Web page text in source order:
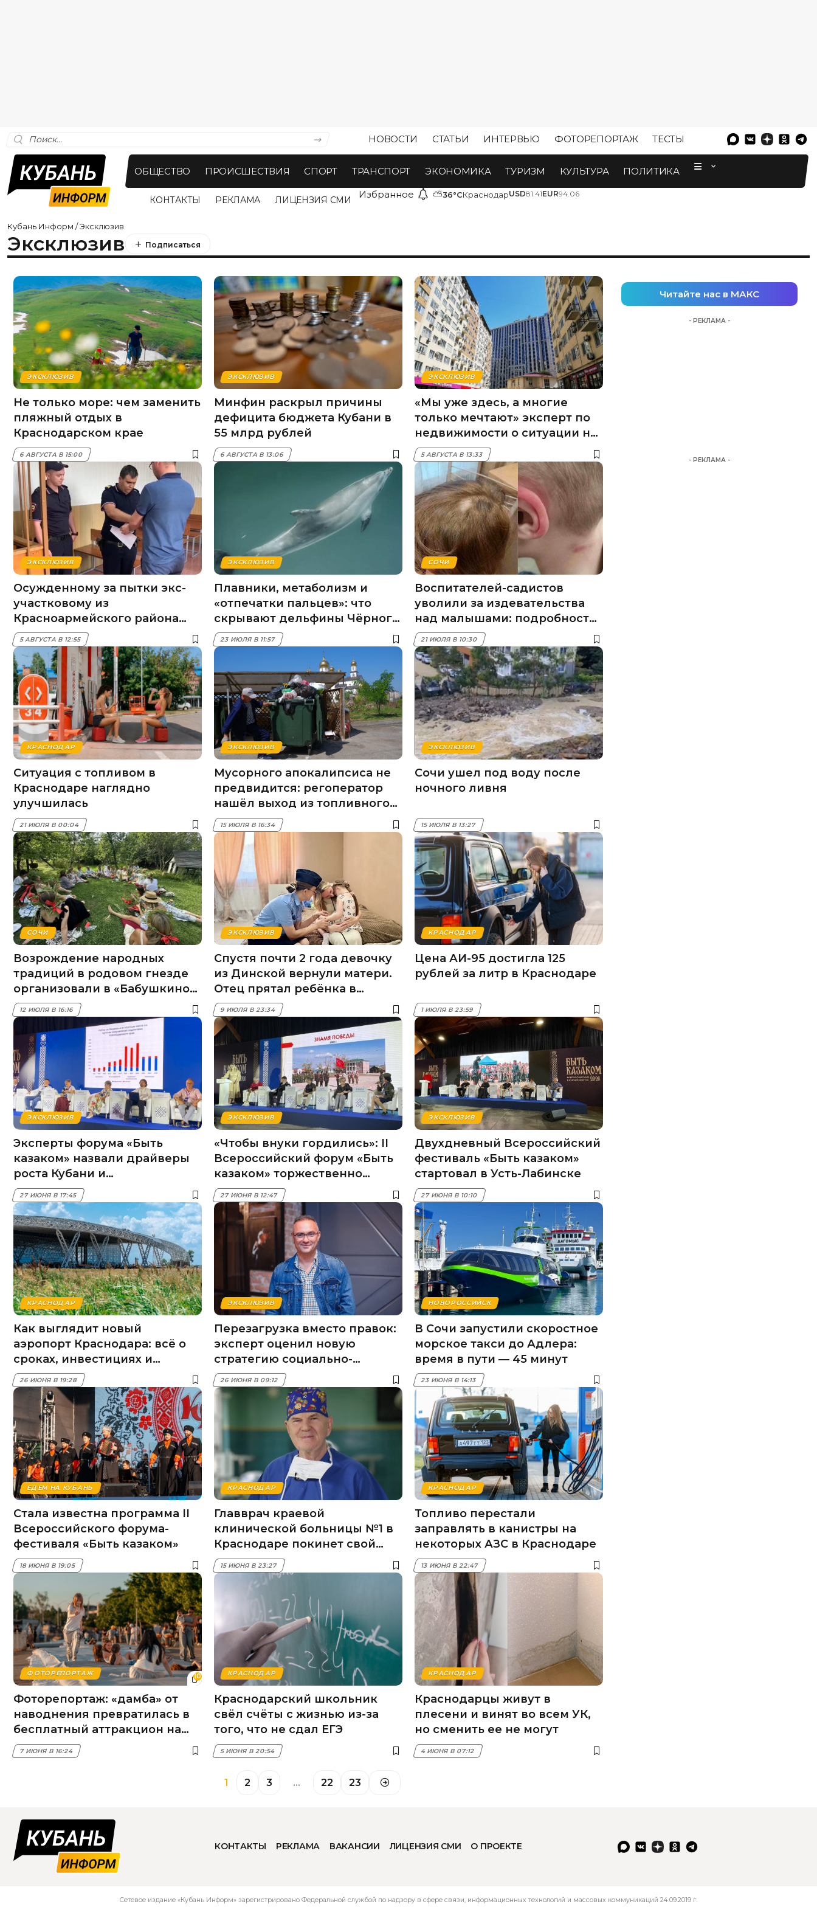
НОВОСТИ СТАТЬИ ИНТЕРВЬЮ ФОТОРЕПОРТАЖ ТЕСТЫ
ОБЩЕСТВО ПРОИСШЕСТВИЯ СПОРТ ТРАНСПОРТ ЭКОНОМИКА ТУРИЗМ КУЛЬТУРА ПОЛИТИКА
КОНТАКТЫ РЕКЛАМА ЛИЦЕНЗИЯ СМИ Избранное ⛅36°CКраснодарUSD81.41EUR94.06
Кубань Информ /Эксклюзив
Эксклюзив
Читайте нас в МАКС
- РЕКЛАМА -
- РЕКЛАМА -
ЭКСКЛЮЗИВ
Не только море: чем заменить
пляжный отдых в
Краснодарском крае
6 АВГУСТА В 15:00
ЭКСКЛЮЗИВ
Минфин раскрыл причины
дефицита бюджета Кубани в
55 млрд рублей
6 АВГУСТА В 13:06
ЭКСКЛЮЗИВ
«Мы уже здесь, а многие
только мечтают» эксперт по
недвижимости о ситуации на
Кубани
5 АВГУСТА В 13:33
ЭКСКЛЮЗИВ
Осужденному за пытки экс-
участковому из
Красноармейского района
смягчили наказание
5 АВГУСТА В 12:55
ЭКСКЛЮЗИВ
Плавники, метаболизм и
«отпечатки пальцев»: что
скрывают дельфины Чёрного
моря
23 ИЮЛЯ В 11:57
СОЧИ
Воспитателей-садистов
уволили за издевательства
над малышами: подробности
ЧП в детсаду Сочи
21 ИЮЛЯ В 10:30
КРАСНОДАР
Ситуация с топливом в
Краснодаре наглядно
улучшилась
21 ИЮЛЯ В 00:04
ЭКСКЛЮЗИВ
Мусорного апокалипсиса не
предвидится: регоператор
нашёл выход из топливного
кризиса
15 ИЮЛЯ В 16:34
ЭКСКЛЮЗИВ
Сочи ушел под воду после
ночного ливня
15 ИЮЛЯ В 13:27
СОЧИ
Возрождение народных
традиций в родовом гнезде
организовали в «Бабушкиной
хате» Сочи
12 ИЮЛЯ В 16:16
ЭКСКЛЮЗИВ
Спустя почти 2 года девочку
из Динской вернули матери.
Отец прятал ребёнка в
Восточной Азии
9 ИЮЛЯ В 23:34
КРАСНОДАР
Цена АИ-95 достигла 125
рублей за литр в Краснодаре
1 ИЮЛЯ В 23:59
ЭКСКЛЮЗИВ
Эксперты форума «Быть
казаком» назвали драйверы
роста Кубани и
предупредили о риске
«утечки умов» из региона
27 ИЮНЯ В 17:45
ЭКСКЛЮЗИВ
«Чтобы внуки гордились»: II
Всероссийский форум «Быть
казаком» торжественно
открыли в Усть-Лабинске
27 ИЮНЯ В 12:47
ЭКСКЛЮЗИВ
Двухдневный Всероссийский
фестиваль «Быть казаком»
стартовал в Усть-Лабинске
27 ИЮНЯ В 10:10
КРАСНОДАР
Как выглядит новый
аэропорт Краснодара: всё о
сроках, инвестициях и
проводимых работах
26 ИЮНЯ В 19:28
ЭКСКЛЮЗИВ
Перезагрузка вместо правок:
эксперт оценил новую
стратегию социально-
экономического развития
Кубани
26 ИЮНЯ В 09:12
НОВОРОССИЙСК
В Сочи запустили скоростное
морское такси до Адлера:
время в пути — 45 минут
23 ИЮНЯ В 14:13
ЕДЕМ НА КУБАНЬ
Стала известна программа II
Всероссийского форума-
фестиваля «Быть казаком»
18 ИЮНЯ В 19:05
КРАСНОДАР
Главврач краевой
клинической больницы №1 в
Краснодаре покинет свой
пост — источник
15 ИЮНЯ В 23:27
КРАСНОДАР
Топливо перестали
заправлять в канистры на
некоторых АЗС в Краснодаре
13 ИЮНЯ В 22:47
10
ФОТОРЕПОРТАЖ
Фоторепортаж: «дамба» от
наводнения превратилась в
бесплатный аттракцион на
набережной Краснодара
7 ИЮНЯ В 16:24
КРАСНОДАР
Краснодарский школьник
свёл счёты с жизнью из-за
того, что не сдал ЕГЭ
5 ИЮНЯ В 20:54
КРАСНОДАР
Краснодарцы живут в
плесени и винят во всем УК,
но сменить ее не могут
4 ИЮНЯ В 07:12
1 2 3 … 22 23
КОНТАКТЫ РЕКЛАМА ВАКАНСИИ ЛИЦЕНЗИЯ СМИ О ПРОЕКТЕ
Сетевое издание «Кубань Информ» зарегистрировано Федеральной службой по надзору в сфере связи, информационных технологий и массовых коммуникаций 24.09.2019 г.